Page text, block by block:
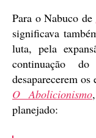
Para o Nabuco de
significava
luta, pela
continuação
desaparecerem
O Abolicionismo
planejado: